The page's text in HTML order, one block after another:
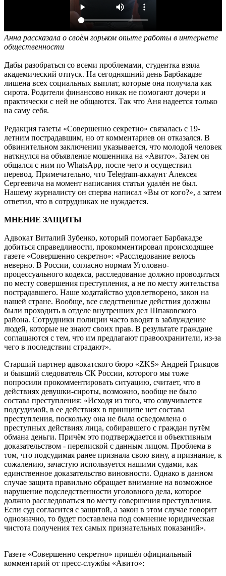
Анна рассказала о своём горьком опыте работы в интернете
общественности
Дабы разобраться со всеми проблемами, студентка взяла
академический отпуск. На сегодняшний день Барбакадзе
лишена всех социальных выплат, которые она получала как
сирота. Родители финансово никак не помогают дочери и
практически с ней не общаются. Так что Аня надеется только
на саму себя.
Редакция газеты «Совершенно секретно» связалась с 19-
летним пострадавшим, но от комментариев он отказался. В
обвинительном заключении указывается, что молодой человек
наткнулся на объявление мошенника на «Авито». Затем он
общался с ним по WhatsApp, после чего и осуществил
перевод. Примечательно, что Telegram-аккаунт Алексея
Сергеевича на момент написания статьи удалён не был.
Нашему журналисту он сперва написал «Вы от кого?», а затем
ответил, что в сотрудниках не нуждается.
МНЕНИЕ ЗАЩИТЫ
Адвокат Виталий Зубенко, который помогает Барбакадзе
добиться справедливости, прокомментировал происходящее
газете «Совершенно секретно»: «Расследование велось
неверно. В России, согласно нормам Уголовно-
процессуального кодекса, расследование должно проводиться
по месту совершения преступления, а не по месту жительства
пострадавшего. Наше ходатайство удовлетворено, закон на
нашей стране. Вообще, все следственные действия должны
были проходить в отделе внутренних дел Шпаковского
района. Сотрудники полиции часто вводят в заблуждение
людей, которые не знают своих прав. В результате граждане
соглашаются с тем, что им предлагают правоохранители, из-за
чего в последствии страдают».
Старший партнер адвокатского бюро «ZKS» Андрей Гривцов
и бывший следователь СК России, которого мы тоже
попросили прокомментировать ситуацию, считает, что в
действиях девушки-сироты, возможно, вообще не было
состава преступления: «Исходя из того, что озвучивается
подсудимой, в ее действиях в принципе нет состава
преступления, поскольку она не была осведомлена о
преступных действиях лица, собиравшего с граждан путём
обмана деньги. Причём это подтверждается и объективным
доказательством - перепиской с данным лицом. Проблема в
том, что подсудимая ранее признала свою вину, а признание, к
сожалению, зачастую используется нашими судами, как
единственное доказательство виновности. Однако в данном
случае защита правильно обращает внимание на возможное
нарушение подследственности уголовного дела, которое
должно расследоваться по месту совершения преступления.
Если суд согласится с защитой, а закон в этом случае говорит
однозначно, то будет поставлена под сомнение юридическая
чистота получения тех самых признательных показаний».
Газете «Совершенно секретно» пришёл официальный
комментарий от пресс-службы «Авито»: